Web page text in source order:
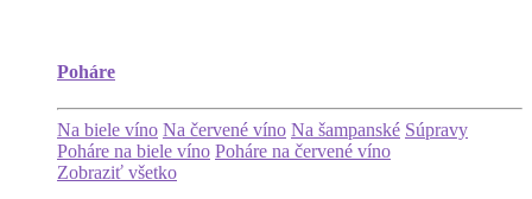
Poháre
Na biele víno Na červené víno Na šampanské Súpravy
Poháre na biele víno Poháre na červené víno
Zobraziť všetko